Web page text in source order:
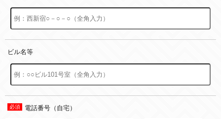
ビル名等
電話番号（自宅）